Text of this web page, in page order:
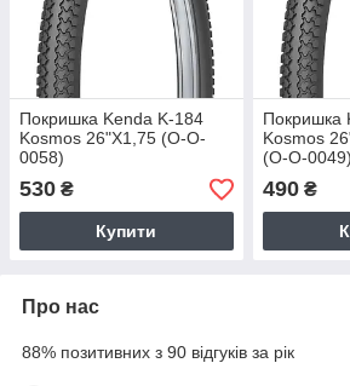
Покришка Kenda K-184
Kosmos 26"Х1,75 (O-O-
0058)
530 ₴
Купити
Покришка
Kosmos
(O-O-0049)
490₴
Про нас
88% позитивних з 90 відгуків за рік